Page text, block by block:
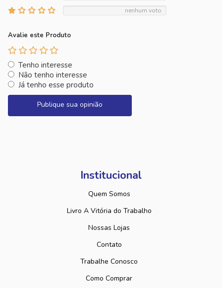
nenhum voto
Avalie este Produto
Tenho interesse
Não tenho interesse
Já tenho esse produto
Publique sua opinião
Institucional
Quem Somos
Livro A Vitória do Trabalho
Nossas Lojas
Contato
Trabalhe Conosco
Como Comprar